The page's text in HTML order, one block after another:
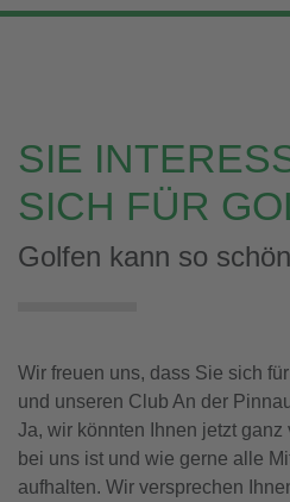
SIE
SICH FÜR
Golfen kann so
Wir freuen uns, dass Sie sich
und unseren Club An der
Ja, wir könnten Ihnen jetzt
bei uns ist und wie gerne alle
aufhalten. Wir versprechen